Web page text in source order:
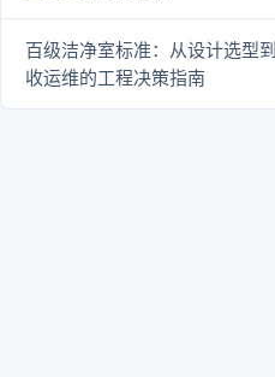
百级洁净室标准：从设计选型
收运维的工程决策指南